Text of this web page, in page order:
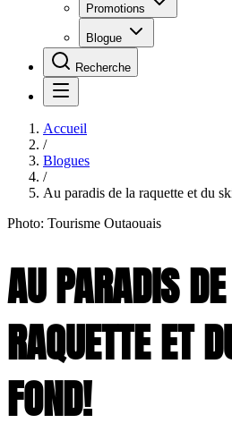
Promotions
Blogue
Recherche
Accueil
/
Blogues
/
Au paradis de la raquette et du
Photo: Tourisme Outaouais
AU PARADIS
RAQUETTE ET
FOND!